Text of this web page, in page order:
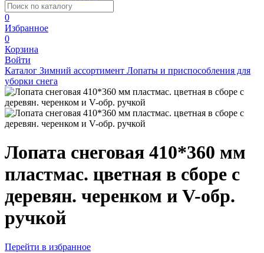
0
Избранное
0
Корзина
Войти
Каталог Зимний ассортимент Лопаты и приспособления для
уборки снега
Лопата снеговая 410*360 мм
пластмас. цветная в сборе с
деревян. черенком и V-обр.
ручкой
Перейти в избранное